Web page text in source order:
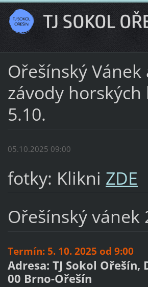
Ořešínský Vánek
závody horských
5.10.
05.10.2025 09:00
fotky: Klikni ZDE
Ořešínský vánek
Termín: 5. 10. 2025 od 9:00
Adresa: TJ Sokol Ořešín,
00 Brno-Ořešín